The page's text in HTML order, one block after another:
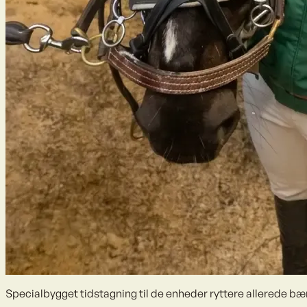
Specialbygget tidstagning til de enheder ryttere allerede